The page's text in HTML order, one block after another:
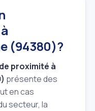
(94380)?
proximité à
présente des
en cas
secteur, la